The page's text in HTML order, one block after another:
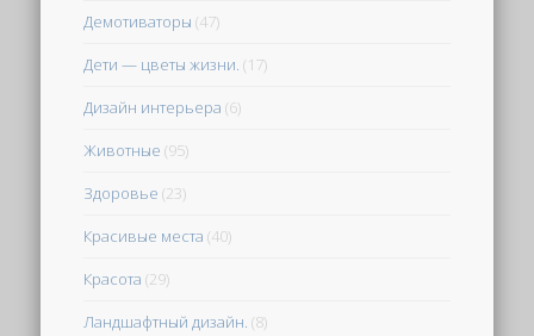
Демотиваторы (47)
Дети — цветы жизни. (17)
Дизайн интерьера (6)
Животные (95)
Здоровье (23)
Красивые места (40)
Красота (29)
Ландшафтный дизайн. (8)